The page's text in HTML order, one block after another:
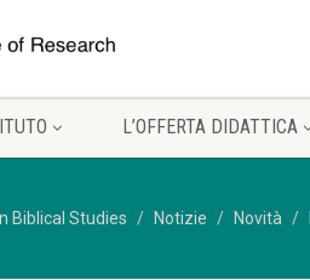
L’OFFERTA DIDATTICA
Biblical Studies Notizie Novità